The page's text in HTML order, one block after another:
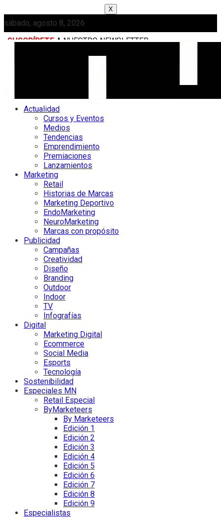
X
sábado, agosto 8, 2026
SUSCRÍBETE A NUESTRO NEWSLETTER
Actualidad
Cursos y Eventos
Medios
Tendencias
Emprendimiento
Premiaciones
Lanzamientos
Marketing
Retail
Historias de Marcas
Marketing Deportivo
EndoMarketing
NeuroMarketing
Marcas con propósito
Publicidad
Campañas
Creatividad
Diseño
Branding
Outdoor
Indoor
TV
Infografías
Digital
Marketing Digital
Ecommerce
Social Media
Esports
Tecnología
Sostenibilidad
Especiales MN
Retail Especial
ByMarketeers
By Marketeers
Edición 1
Edición 2
Edición 3
Edición 4
Edición 5
Edición 6
Edición 7
Edición 8
Edición 9
Especialistas